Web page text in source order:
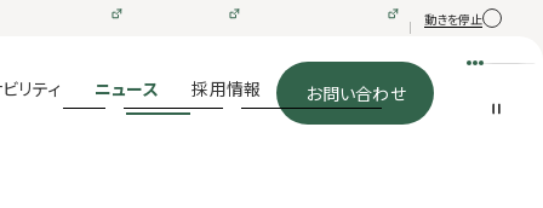
動きを停止
リティ ニュース 採用情報 お問い合わせ